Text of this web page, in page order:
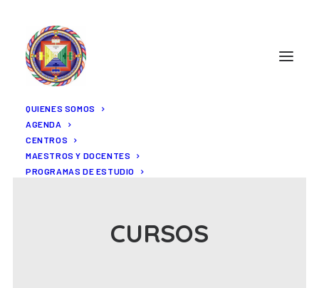
QUIENES SOMOS
AGENDA
CENTROS
MAESTROS Y DOCENTES
PROGRAMAS DE ESTUDIO
CURSOS